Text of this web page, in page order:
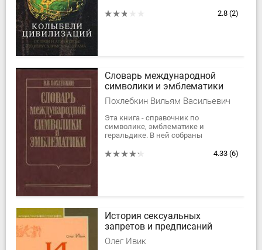
древних цивилизаций. Он стремится
2.8 (2)
Словарь международной
символики и эмблематики
Похлебкин Вильям Васильевич
Эта книга - справочник по
символике, эмблематике и
геральдике. В ней собраны
терминов, применяемых
4.33 (6)
История сексуальных
запретов и предписаний
Олег Ивик